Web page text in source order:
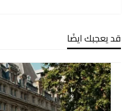
قد يعجبك ايضًا